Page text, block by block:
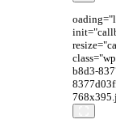
b8d3-